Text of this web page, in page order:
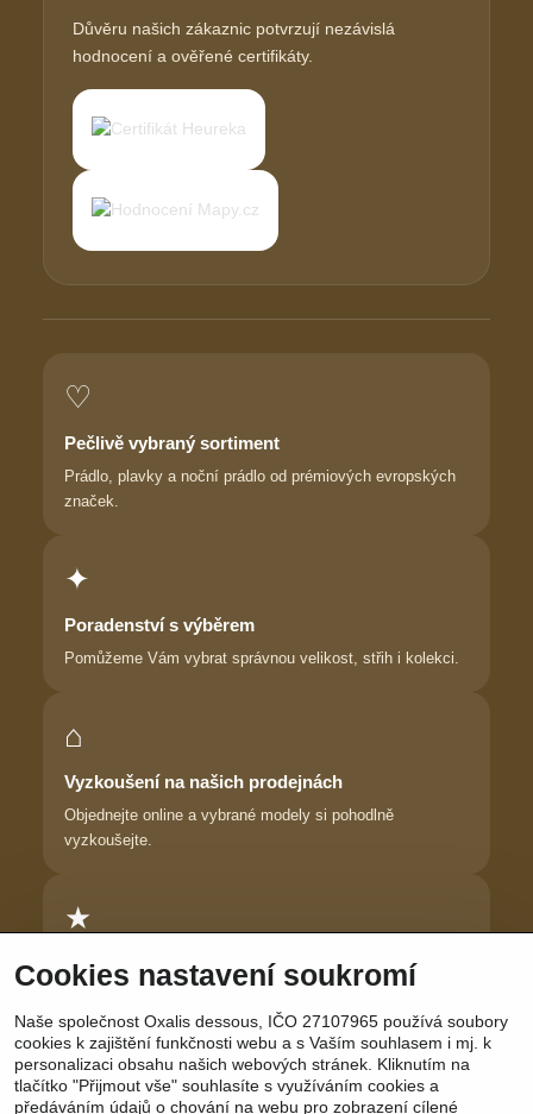
Důvěru našich zákaznic potvrzují nezávislá
hodnocení a ověřené certifikáty.
♡
Pečlivě vybraný sortiment
Prádlo, plavky a noční prádlo od prémiových evropských
značek.
✦
Poradenství s výběrem
Pomůžeme Vám vybrat správnou velikost, střih i kolekci.
⌂
Vyzkoušení na našich prodejnách
Objednejte online a vybrané modely si pohodlně
vyzkoušejte.
★
Důvěra zákaznic
cítí krásně.
Cookies nastavení soukromí
Naše společnost Oxalis dessous, IČO 27107965 používá soubory
cookies k zajištění funkčnosti webu a s Vaším souhlasem i mj. k
personalizaci obsahu našich webových stránek. Kliknutím na
tlačítko "Přijmout vše" souhlasíte s využíváním cookies a
předáváním údajů o chování na webu pro zobrazení cílené